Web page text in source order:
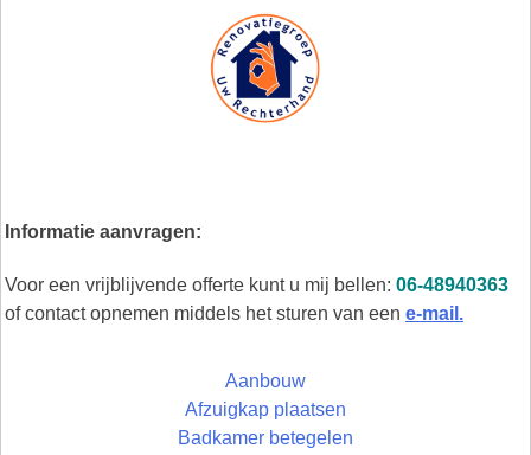
Informatie aanvragen:
Voor een vrijblijvende offerte kunt u mij bellen: 06-48940363
of contact opnemen middels het sturen van een e-mail.
Aanbouw
Afzuigkap plaatsen
Badkamer betegelen